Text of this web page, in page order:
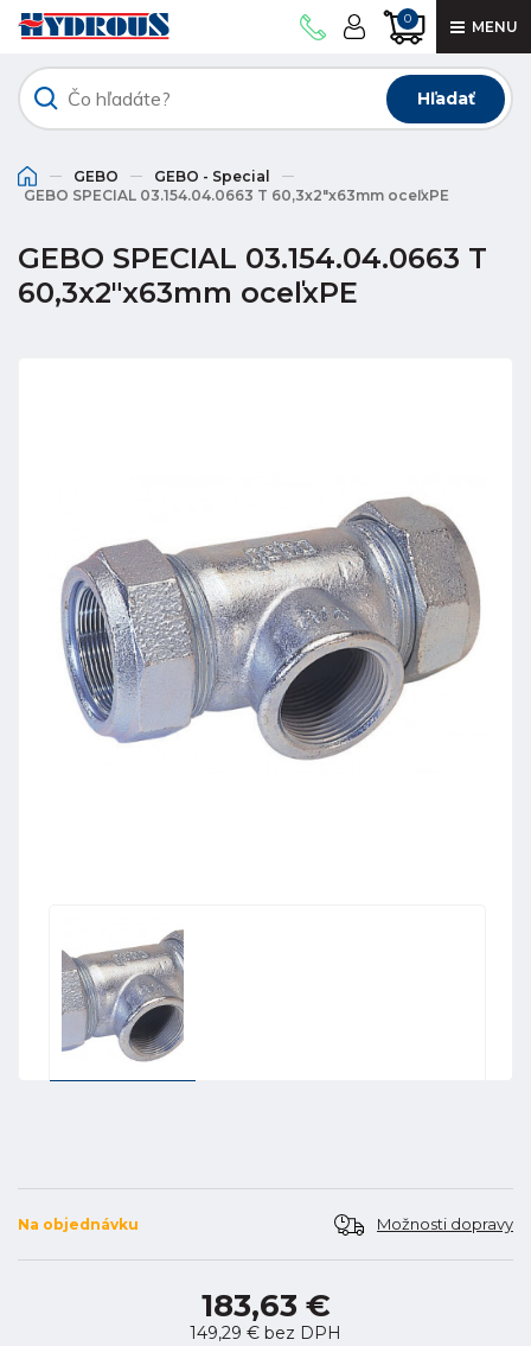
0 MENU
Hľadať
GEBO
GEBO - Special
GEBO SPECIAL 03.154.04.0663 T 60,3x2"x63mm oceľxPE
GEBO SPECIAL 03.154.04.0663 T
60,3x2"x63mm oceľxPE
Na objednávku Možnosti dopravy
183,63 €
149,29 € bez DPH